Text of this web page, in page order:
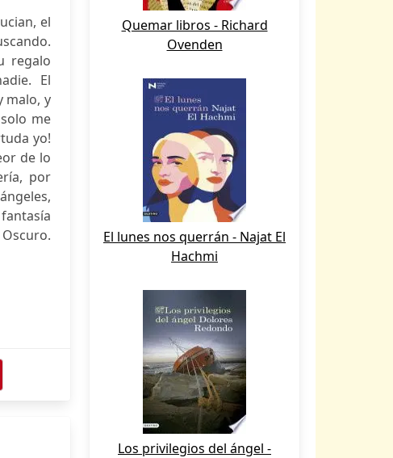
el
regalo
El
malo, y
me
yo!
de lo
por
Quemar libros - Richard
Ovenden
El lunes nos querrán - Najat El
Hachmi
Los privilegios del ángel -